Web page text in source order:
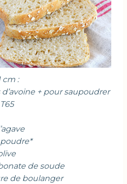
cm :
+ pour saupoudrer
de soude
de boulanger